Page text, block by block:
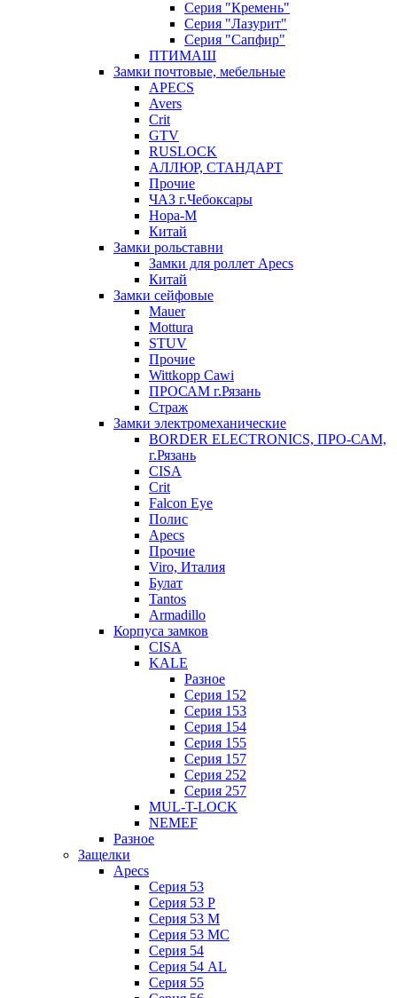
Серия "Кремень"
Серия "Лазурит"
Серия "Сапфир"
ПТИМАШ
Замки почтовые, мебельные
APECS
Avers
Crit
GTV
RUSLOCK
АЛЛЮР, СТАНДАРТ
Прочие
ЧАЗ г.Чебоксары
Нора-М
Китай
Замки рольставни
Замки для роллет Apecs
Китай
Замки сейфовые
Mauer
Mottura
STUV
Прочие
Wittkopp Cawi
ПРОСАМ г.Рязань
Страж
Замки электромеханические
BORDER ELECTRONICS, ПРО-САМ,
г.Рязань
CISA
Crit
Falcon Eye
Полис
Apecs
Прочие
Viro, Италия
Булат
Tantos
Armadillo
Корпуса замков
CISA
KALE
Разное
Серия 152
Серия 153
Серия 154
Серия 155
Серия 157
Серия 252
Серия 257
MUL-T-LOCK
NEMEF
Разное
Защелки
Apecs
Серия 53
Серия 53 P
Серия 53 М
Серия 53 МC
Серия 54
Серия 54 AL
Серия 55